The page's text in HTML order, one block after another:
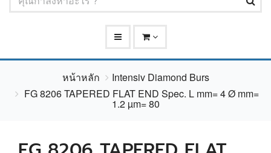
หน้าหลัก
Intensiv Diamond Burs
FG 8206 TAPERED FLAT END Spec. L mm= 4 Ø mm=
1.2 µm= 80